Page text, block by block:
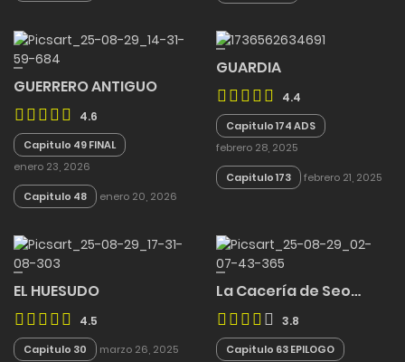
GUERRERO ANTIGUO
4.6
Capitulo 49 FINAL
enero 23, 2026
Capitulo 48 enero 20, 2026
GUARDIA
4.4
Capitulo 174 ADS
febrero 28, 2025
Capitulo 173 febrero 21, 2025
EL HUESUDO
4.5
Capitulo 30 marzo 26, 2025
La Cacería de Seo…
3.8
Capitulo 63 EPILOGO